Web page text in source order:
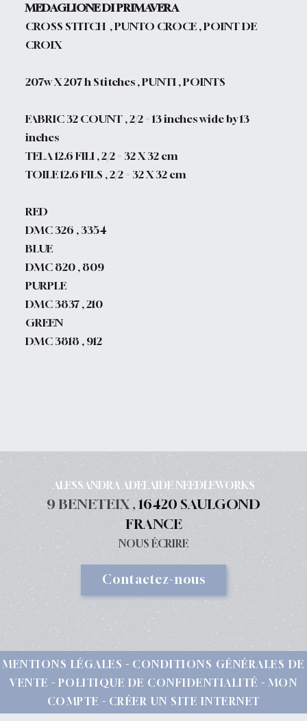
MEDAGLIONE DI PRIMAVERA
CROSS STITCH , PUNTO CROCE , POINT DE
CROIX
207w X 207 h Stitches , PUNTI , POINTS
FABRIC 32 COUNT , 2/2 = 13 inches wide by 13
inches
TELA 12.6 FILI , 2/2 = 32 X 32 cm
TOILE 12.6 FILS , 2/2 = 32 X 32 cm
RED
DMC 326 , 3354
BLUE
DMC 820 , 809
PURPLE
DMC 3837 , 210
GREEN
DMC 3818 , 912
ALESSANDRA ADELAIDE NEEDLEWORKS
9 BENETEIX ,16420 SAULGOND
FRANCE
NOUS ÉCRIRE
Contactez-nous
MENTIONS LÉGALES
CONDITIONS GÉNÉRALES DE
VENTE
POLITIQUE DE CONFIDENTIALITÉ
MON
COMPTE
CRÉER UN SITE INTERNET